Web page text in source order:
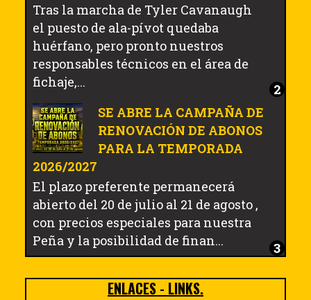
Tras la marcha de Tyler Cavanaugh
el puesto de ala-pívot quedaba
huérfano, pero pronto nuestros
responsables técnicos en el área de
fichaje,...
SE ABRE LA CAMPAÑA DE
RENOVACIÓN DE ABONOS
PARA LA TEMPORADA
2026/2027
El plazo preferente permanecerá
abierto del 20 de julio al 21 de agosto ,
con precios especiales para nuestra
Peña y la posibilidad de finan...
ENLACES - LINKS.